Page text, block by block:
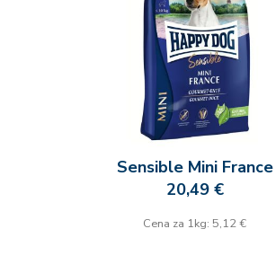
Sensible Mini France
20,49 €
Cena za 1kg: 5,12 €